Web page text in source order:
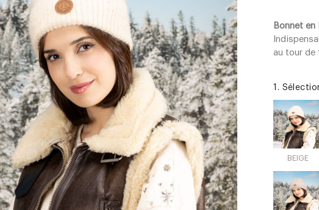
Bonnet
au tour de
1.
BEIGE